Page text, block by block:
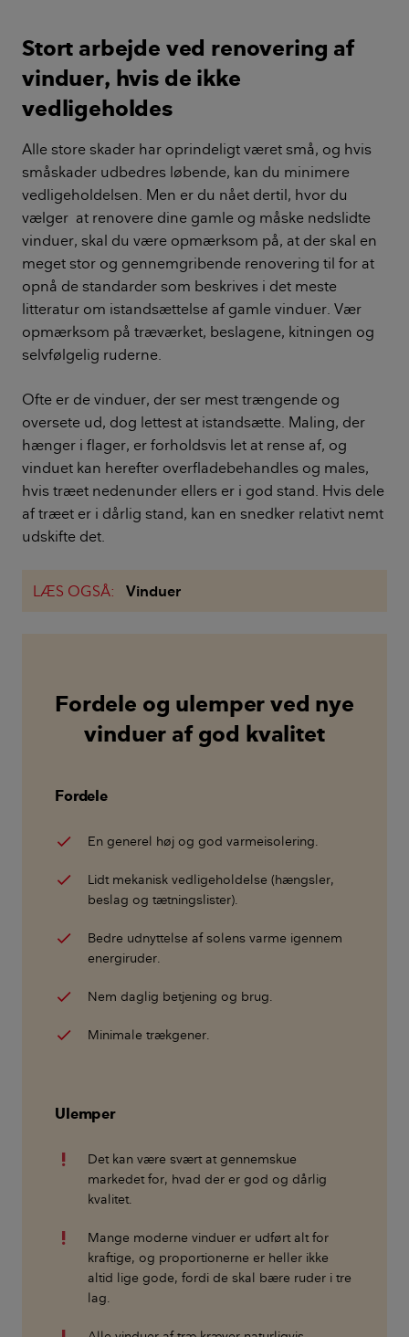
Stort arbejde ved renovering af
vinduer, hvis de ikke
vedligeholdes
Alle store skader har oprindeligt været små, og hvis
småskader udbedres løbende, kan du minimere
vedligeholdelsen. Men er du nået dertil, hvor du
vælger at renovere dine gamle og måske nedslidte
vinduer, skal du være opmærksom på, at der skal en
meget stor og gennemgribende renovering til for at
opnå de standarder som beskrives i det meste
litteratur om istandsættelse af gamle vinduer. Vær
opmærksom på træværket, beslagene, kitningen og
selvfølgelig ruderne.
Ofte er de vinduer, der ser mest trængende og
oversete ud, dog lettest at istandsætte. Maling, der
hænger i flager, er forholdsvis let at rense af, og
vinduet kan herefter overfladebehandles og males,
hvis træet nedenunder ellers er i god stand. Hvis dele
af træet er i dårlig stand, kan en snedker relativt nemt
udskifte det.
LÆS OGSÅ: Vinduer
Fordele og ulemper ved nye
vinduer af god kvalitet
Fordele
En generel høj og god varmeisolering.
Lidt mekanisk vedligeholdelse (hængsler,
beslag og tætningslister).
Bedre udnyttelse af solens varme igennem
energiruder.
Nem daglig betjening og brug.
Minimale trækgener.
Ulemper
Det kan være svært at gennemskue
markedet for, hvad der er god og dårlig
kvalitet.
Mange moderne vinduer er udført alt for
kraftige, og proportionerne er heller ikke
altid lige gode, fordi de skal bære ruder i tre
lag.